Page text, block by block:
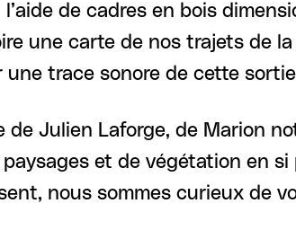
de cadres en bois
une carte de nos trajets de
trace sonore de cette
Julien Laforge, de Marion
et de végétation en
nous sommes curieux de